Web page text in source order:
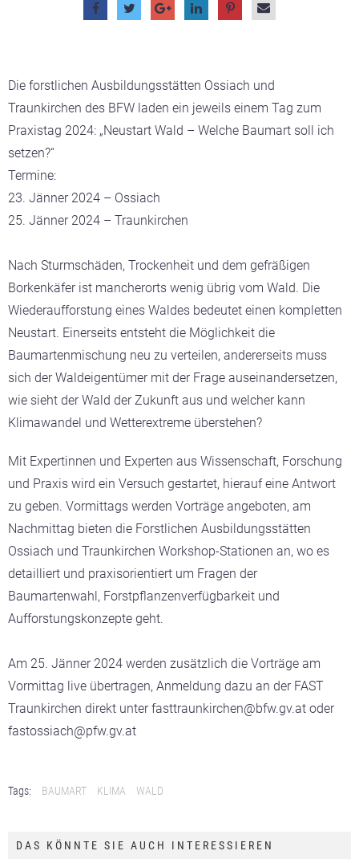
Die forstlichen Ausbildungsstätten Ossiach und
Traunkirchen des BFW laden ein jeweils einem Tag zum
Praxistag 2024: „Neustart Wald – Welche Baumart soll ich
setzen?“
Termine:
23. Jänner 2024 – Ossiach
25. Jänner 2024 – Traunkirchen
Nach Sturmschäden, Trockenheit und dem gefräßigen
Borkenkäfer ist mancherorts wenig übrig vom Wald. Die
Wiederaufforstung eines Waldes bedeutet einen kompletten
Neustart. Einerseits entsteht die Möglichkeit die
Baumartenmischung neu zu verteilen, andererseits muss
sich der Waldeigentümer mit der Frage auseinandersetzen,
wie sieht der Wald der Zukunft aus und welcher kann
Klimawandel und Wetterextreme überstehen?
Mit Expertinnen und Experten aus Wissenschaft, Forschung
und Praxis wird ein Versuch gestartet, hierauf eine Antwort
zu geben. Vormittags werden Vorträge angeboten, am
Nachmittag bieten die Forstlichen Ausbildungsstätten
Ossiach und Traunkirchen Workshop-Stationen an, wo es
detailliert und praxisorientiert um Fragen der
Baumartenwahl, Forstpflanzenverfügbarkeit und
Aufforstungskonzepte geht.
Am 25. Jänner 2024 werden zusätzlich die Vorträge am
Vormittag live übertragen, Anmeldung dazu an der FAST
Traunkirchen direkt unter fasttraunkirchen@bfw.gv.at oder
fastossiach@pfw.gv.at
Tags: BAUMART KLIMA WALD
DAS KÖNNTE SIE AUCH INTERESSIEREN